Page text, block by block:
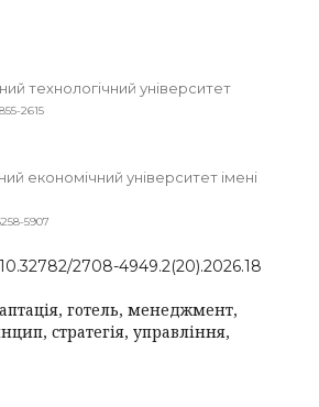
технологічний університет
2615
економічний університет імені
5907
2708-4949.2(20).2026.18
готель, менеджмент,
стратегія, управління,